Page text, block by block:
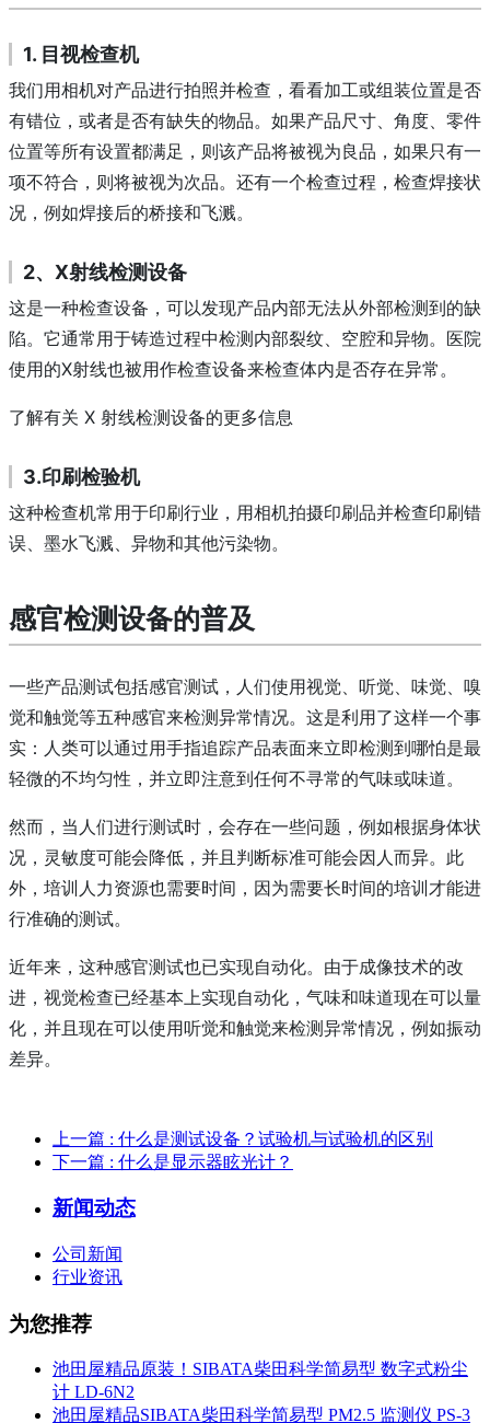
1. 目视检查机
我们用相机对产品进行拍照并检查，看看加工或组装位置是否
有错位，或者是否有缺失的物品。 如果产品尺寸、角度、零件
位置等所有设置都满足，则该产品将被视为良品，如果只有一
项不符合，则将被视为次品。 还有一个检查过程，检查焊接状
况，例如焊接后的桥接和飞溅。
2、X射线检测设备
这是一种检查设备，可以发现产品内部无法从外部检测到的缺
陷。 它通常用于铸造过程中检测内部裂纹、空腔和异物。 医院
使用的X射线也被用作检查设备来检查体内是否存在异常。
了解有关 X 射线检测设备的更多信息
3.印刷检验机
这种检查机常用于印刷行业，用相机拍摄印刷品并检查印刷错
误、墨水飞溅、异物和其他污染物。
感官检测设备的普及
一些产品测试包括感官测试，人们使用视觉、听觉、味觉、嗅
觉和触觉等五种感官来检测异常情况。 这是利用了这样一个事
实：人类可以通过用手指追踪产品表面来立即检测到哪怕是最
轻微的不均匀性，并立即注意到任何不寻常的气味或味道。
然而，当人们进行测试时，会存在一些问题，例如根据身体状
况，灵敏度可能会降低，并且判断标准可能会因人而异。 此
外，培训人力资源也需要时间，因为需要长时间的培训才能进
行准确的测试。
近年来，这种感官测试也已实现自动化。 由于成像技术的改
进，视觉检查已经基本上实现自动化，气味和味道现在可以量
化，并且现在可以使用听觉和触觉来检测异常情况，例如振动
差异。
上一篇 : 什么是测试设备？试验机与试验机的区别
下一篇 : 什么是显示器眩光计？
新闻动态
公司新闻
行业资讯
为您推荐
池田屋精品原装！SIBATA柴田科学简易型 数字式粉尘
计 LD-6N2
池田屋精品SIBATA柴田科学简易型 PM2.5 监测仪 PS-3